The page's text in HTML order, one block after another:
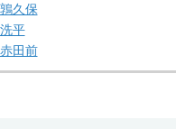
鶉久保
洗平
赤田前